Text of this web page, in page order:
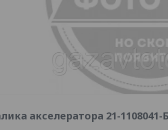
акселератора 21-1108041-Б